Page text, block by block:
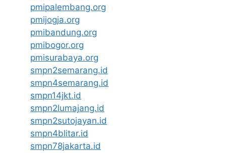
pmipalembang.org
pmijogja.org
pmibandung.org
pmibogor.org
pmisurabaya.org
smpn2semarang.id
smpn4semarang.id
smpn14jkt.id
smpn2lumajang.id
smpn2sutojayan.id
smpn4blitar.id
smpn78jakarta.id